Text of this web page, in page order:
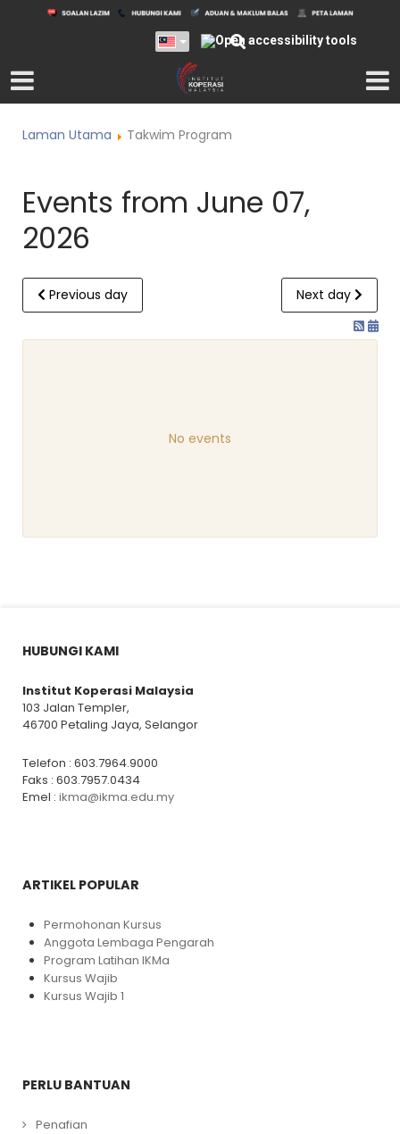
Laman Utama Takwim Program
Events from June 07,
2026
Previous day Next day
No events
HUBUNGI KAMI
Institut Koperasi Malaysia
103 Jalan Templer,
46700 Petaling Jaya, Selangor
Telefon : 603.7964.9000
Faks : 603.7957.0434
Emel : ikma@ikma.edu.my
ARTIKEL POPULAR
Permohonan Kursus
Anggota Lembaga Pengarah
Program Latihan IKMa
Kursus Wajib
Kursus Wajib 1
PERLU BANTUAN
Penafian